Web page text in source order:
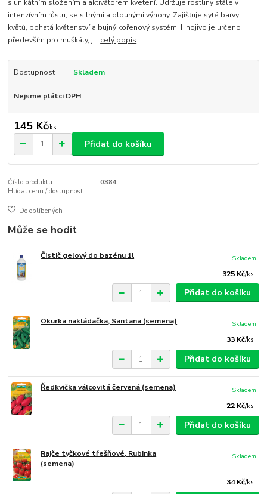
s unikátním složením a aktivátorem kvetení. Udržuje rostliny stále v
intenzívním růstu, se silnými a dlouhými výhony. Zajišťuje syté barvy
květů, bohatá květenství a bujný kořenový systém. Hnojivo je určeno
především pro muškáty, j... celý popis
Dostupnost Skladem
Nejsme plátci DPH
145 Kč/ks
Přidat do košíku
Číslo produktu:
0384
Hlídat cenu / dostupnost
Do oblíbených
Může se hodit
Čistič gelový do bazénu 1l
325 Kč/ks
Skladem
Přidat do košíku
Okurka nakládačka, Santana (semena)
33 Kč/ks
Skladem
Přidat do košíku
Ředkvička válcovitá červená (semena)
22 Kč/ks
Skladem
Přidat do košíku
Rajče tyčkové třešňové, Rubinka
(semena)
34 Kč/ks
Skladem